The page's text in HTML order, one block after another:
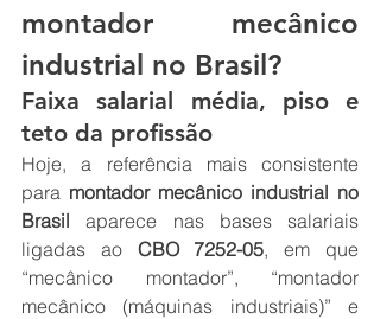
montador mecânico
industrial no Brasil?
Faixa salarial média, piso e
teto da profissão
Hoje, a referência mais consistente
para montador mecânico industrial no
Brasil aparece nas bases salariais
ligadas ao CBO 7252-05, em que
“mecânico montador”, “montador
mecânico (máquinas industriais)” e